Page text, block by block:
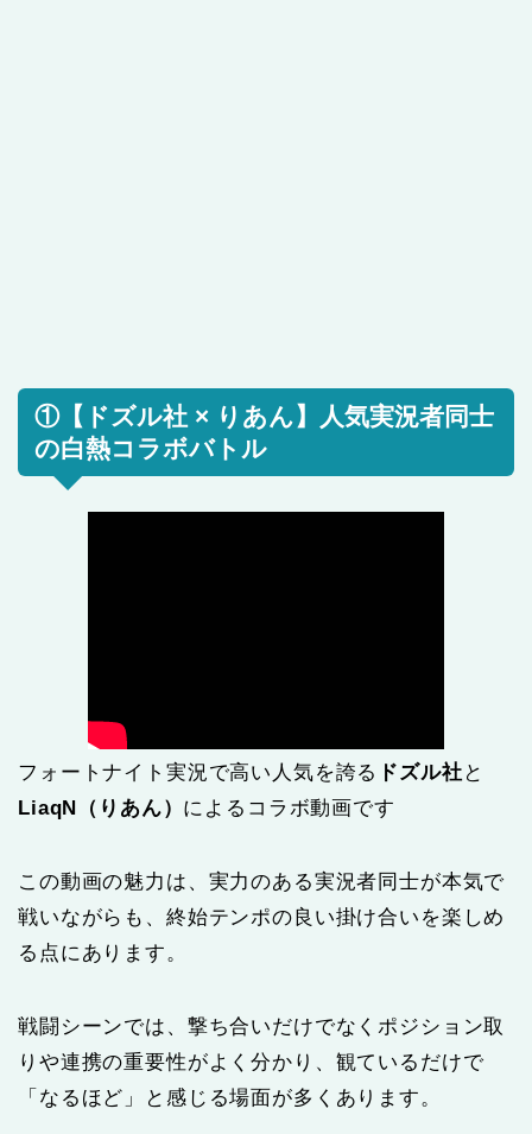
①【ドズル社 × りあん】人気実況者同士
の白熱コラボバトル
フォートナイト実況で高い人気を誇る ドズル社 と
LiaqN（りあん） によるコラボ動画です
この動画の魅力は、実力のある実況者同士が本気で
戦いながらも、終始テンポの良い掛け合いを楽しめ
る点にあります。
戦闘シーンでは、撃ち合いだけでなくポジション取
りや連携の重要性がよく分かり、観ているだけで
「なるほど」と感じる場面が多くあります。